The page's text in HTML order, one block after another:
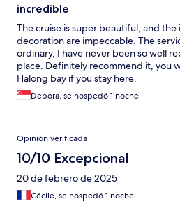
incredible
The cruise is super beautiful, and
decoration are impeccable. The
ordinary, I have never been so well
place. Definitely recommend it, you
Halong bay if you stay here.
Debora, se hospedó 1 noche
Opinión verificada
10/10 Excepcional
20 de febrero de 2025
Cécile, se hospedó 1 noche